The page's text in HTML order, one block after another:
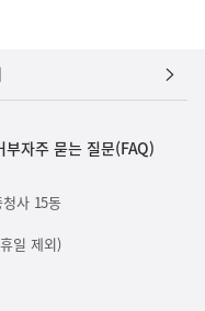
부자주 묻는 질문(FAQ)
사 15동
일 제외)